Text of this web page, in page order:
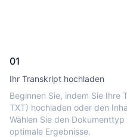
01
Ihr Transkript hochladen
Beginnen Sie, indem Sie Ihre
TXT) hochladen oder den
Wählen Sie den
optimale Ergebnisse.